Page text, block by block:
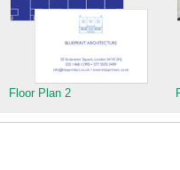
Floor Plan 2